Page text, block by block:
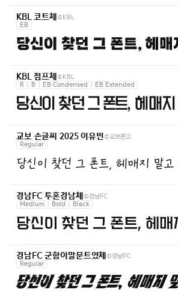
KBL 코트체 ©KBL
EB
KBL 점프체 ©KBL
R
B EB Condensed EB Extended
교보 손글씨 2025 이유빈©교보문고
Regular
당신이 찾던 그 폰트, 헤매지 말고
경남FC 투혼경남체 ©경남FC
Medium
Bold Black
경남FC 군함이말문트였체 ©경남FC
Regular
당신이 찾던 그 폰트, 헤매지